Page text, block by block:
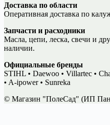
Доставка по области
Оперативная доставка по
Запчасти и расходники
Масла, цепи, леска, свечи и
наличии.
Официальные бренды
STIHL • Daewoo • Villartec •
• A-ipower • Sunreka
© Магазин "ПолеСад" (ИП